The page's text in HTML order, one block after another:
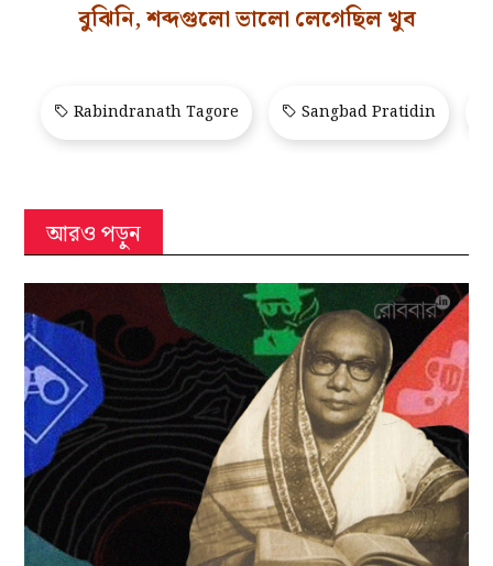
বুঝিনি, শব্দগুলো ভালো লেগেছিল খুব
Rabindranath Tagore Sangbad Pratidin
আরও পড়ুন